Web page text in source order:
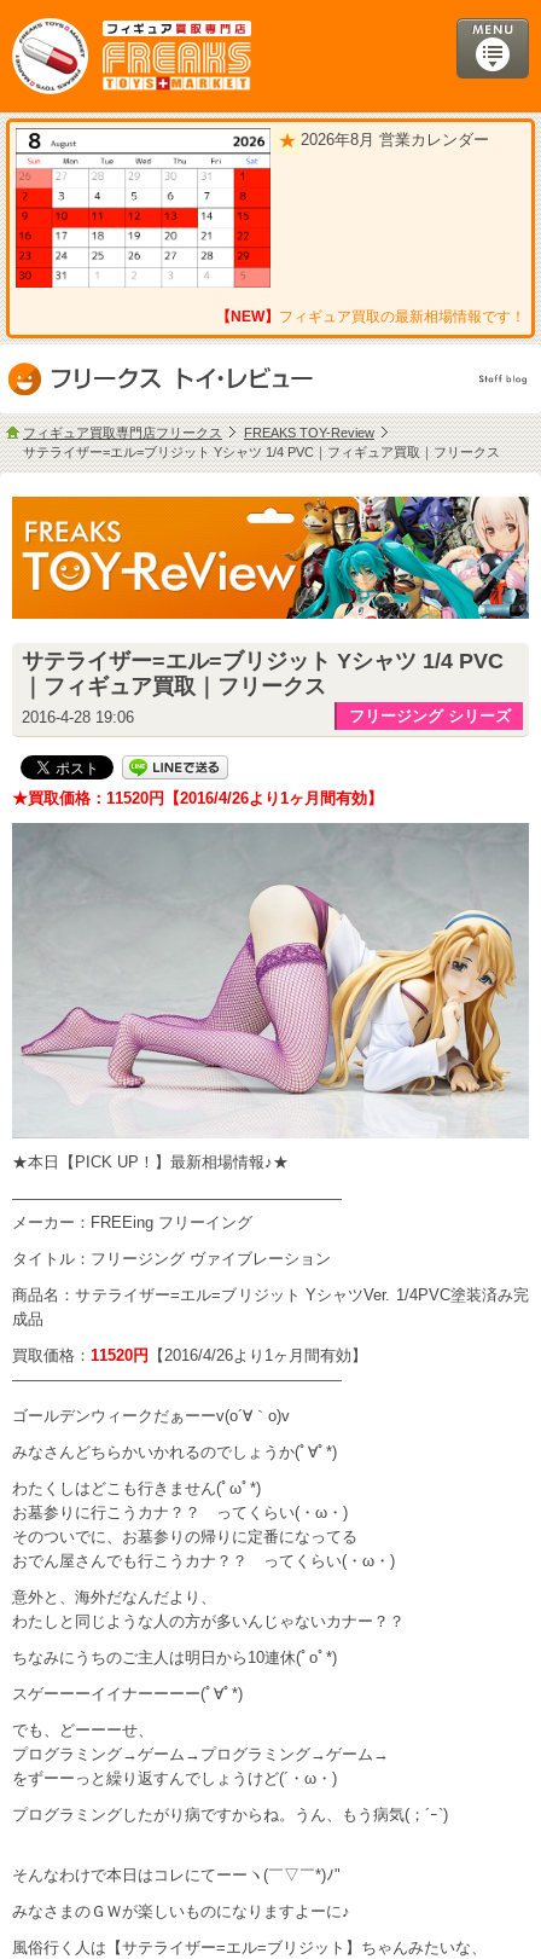
2026年8月 営業カレンダー
【NEW】 フィギュア買取の最新相場情報です！
フィギュア買取専門店フリークス
FREAKS TOY-Review
サテライザー=エル=ブリジット Yシャツ 1/4 PVC｜フィギュア買取｜フリークス
サテライザー=エル=ブリジット Yシャツ 1/4 PVC
｜フィギュア買取｜フリークス
2016-4-28 19:06 フリージング シリーズ
★買取価格：11520円【2016/4/26より1ヶ月間有効】
★本日【PICK UP！】最新相場情報♪★
—————————————————————
メーカー：FREEing フリーイング
タイトル：フリージング ヴァイブレーション
商品名：サテライザー=エル=ブリジット YシャツVer. 1/4PVC塗装済み完
成品
買取価格： 11520円
【2016/4/26より1ヶ月間有効】
—————————————————————
ゴールデンウィークだぁーーv(o´∀｀o)v
みなさんどちらかいかれるのでしょうか(ﾟ∀ﾟ*)
わたくしはどこも行きません(ﾟωﾟ*)
お墓参りに行こうカナ？？ ってくらい(・ω・)
そのついでに、お墓参りの帰りに定番になってる
おでん屋さんでも行こうカナ？？ ってくらい(・ω・)
意外と、海外だなんだより、
わたしと同じような人の方が多いんじゃないカナー？？
ちなみにうちのご主人は明日から10連休(ﾟoﾟ*)
スゲーーーイイナーーーー(ﾟ∀ﾟ*)
でも、どーーーせ、
プログラミング→ゲーム→プログラミング→ゲーム→
をずーーっと繰り返すんでしょうけど(´・ω・)
プログラミングしたがり病ですからね。うん、もう病気(；´ｰ`)
そんなわけで本日はコレにてーーヽ(￣▽￣*)ﾉ"
みなさまのＧＷが楽しいものになりますよーに♪
風俗行く人は【サテライザー=エル=ブリジット】ちゃんみたいな、